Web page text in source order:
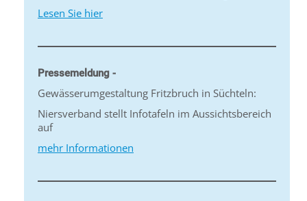
Lesen Sie hier
Pressemeldung -
Gewässerumgestaltung Fritzbruch in Süchteln:
Niersverband stellt Infotafeln im Aussichtsbereich
auf
mehr Informationen